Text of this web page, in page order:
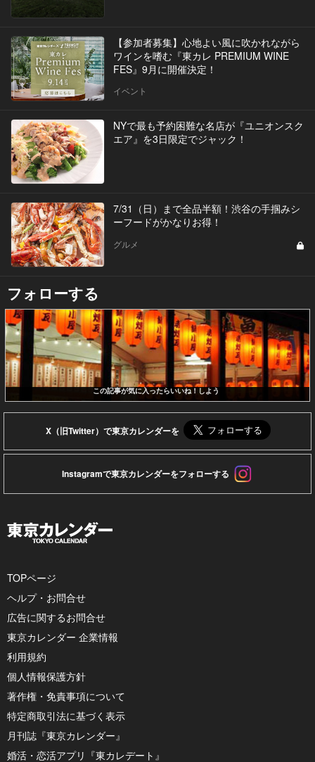
【参加者募集】心地よい風に吹かれながら
ワインを嗜む『東カレ PREMIUM WINE
FES』9月に開催決定！
イベント
NYで最も予約困難な名店が『ユニオンスク
エア』を3日限定でジャック！
7/31（日）まで全品半額！渋谷の手掴みシ
ーフードがかなりお得！
グルメ
フォローする
この記事が気に入ったらいいね！しよう
X（旧Twitter）で東京カレンダーを
Instagramで東京カレンダーをフォローする
TOPページ
ヘルプ・お問合せ
広告に関するお問合せ
東京カレンダー 企業情報
利用規約
個人情報保護方針
著作権・免責事項について
特定商取引法に基づく表示
月刊誌『東京カレンダー』
婚活・恋活アプリ『東カレデート』